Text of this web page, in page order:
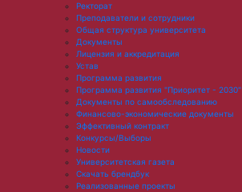
Ректорат
Преподаватели и сотрудники
Общая структура университета
Документы
Лицензия и аккредитация
Устав
Программа развития
Программа развития "Приоритет - 2030"
Документы по самообследованию
Финансово-экономические документы
Эффективный контракт
Конкурсы/Выборы
Новости
Университетская газета
Скачать брендбук
Реализованные проекты